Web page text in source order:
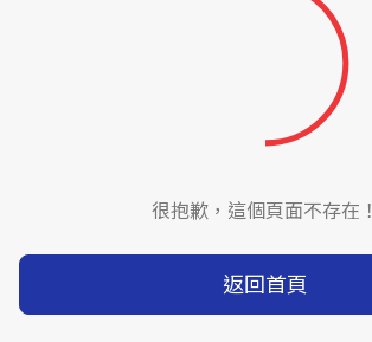
很抱歉，這個頁面不存在！
返回首頁